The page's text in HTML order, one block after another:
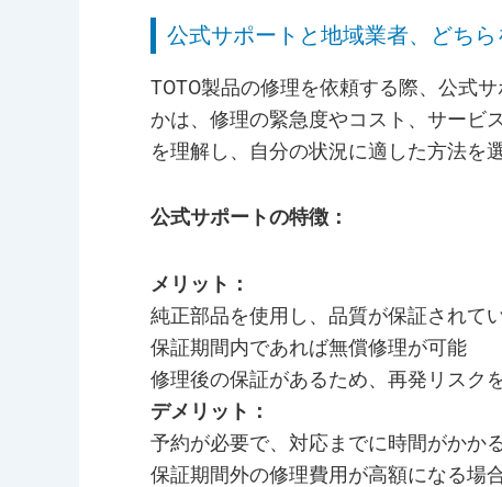
公式サポートと地域業者、どちら
TOTO製品の修理を依頼する際、公式
かは、修理の緊急度やコスト、サービ
を理解し、自分の状況に適した方法を
公式サポートの特徴：
メリット：
純正部品を使用し、品質が保証されて
保証期間内であれば無償修理が可能
修理後の保証があるため、再発リスク
デメリット：
予約が必要で、対応までに時間がかか
保証期間外の修理費用が高額になる場